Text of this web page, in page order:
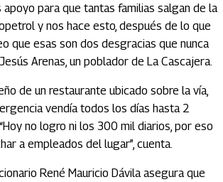
para que tantas familias salgan de la
y nos hace esto, después de lo que
que esas son dos desgracias que nunca
Arenas, un poblador de La Cascajera.
de un restaurante ubicado sobre la vía,
vendía todos los días hasta 2
no logro ni los 300 mil diarios, por eso
a empleados del lugar”, cuenta.
René Mauricio Dávila asegura que